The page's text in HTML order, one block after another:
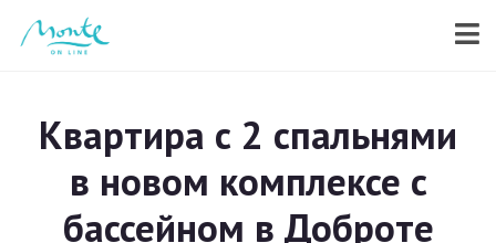
Квартира с 2 спальнями
в новом комплексе с
бассейном в Доброте